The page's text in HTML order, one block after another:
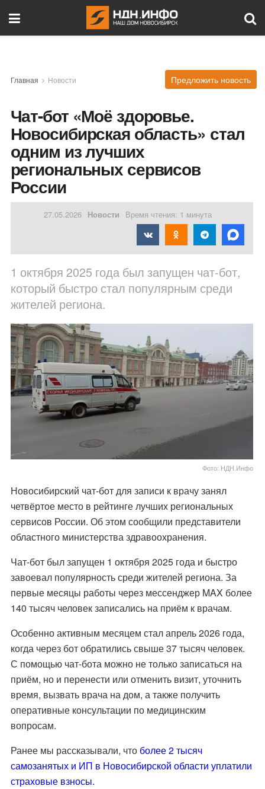
Главная Новости Предложить новость
Чат-бот «Моё здоровье.
Новосибирская область» стал
одним из лучших
региональных сервисов
России
27.05.2026 Новости Время чтения: 1 минута
1 октября 2025 года был запущен чат-бот,
который быстро стал популярным среди
жителей региона.
Фото: НДН.Инфо
Новосибирский чат-бот для записи к врачу занял
четвёртое место в рейтинге лучших региональных
сервисов России. Об этом сообщили представители
областного министерства здравоохранения.
Чат-бот был запущен 1 октября 2025 года и быстро
завоевал популярность среди жителей региона. За
первые месяцы работы через мессенджер MAX более
140 тысяч человек записались на приём к врачам.
Особенно активным месяцем стал апрель 2026 года,
когда через бот обратились свыше 37 тысяч человек.
С помощью чат-бота можно не только записаться на
приём, но и перенести или отменить визит, уточнить
время, вызвать врача на дом, а также получить
оперативные консультации по медицинским
вопросам.
Ранее мы рассказывали, что более 2 тысяч
самозанятых и ИП в Новосибирской области уплатили
страховые взносы.